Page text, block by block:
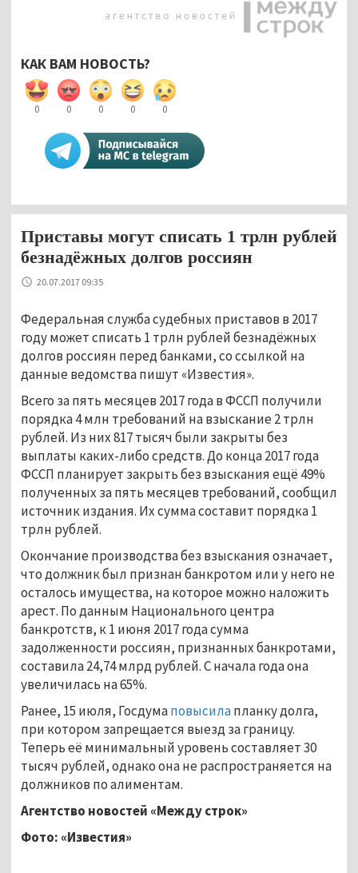
КАК ВАМ НОВОСТЬ?
0 0 0 0 0
Приставы могут списать 1 трлн рублей
безнадёжных долгов россиян
20.07.2017 09:35
Федеральная служба судебных приставов в 2017
году может списать 1 трлн рублей безнадёжных
долгов россиян перед банками, со ссылкой на
данные ведомства пишут «Известия».
Всего за пять месяцев 2017 года в ФССП получили
порядка 4 млн требований на взыскание 2 трлн
рублей. Из них 817 тысяч были закрыты без
выплаты каких-либо средств. До конца 2017 года
ФССП планирует закрыть без взыскания ещё 49%
полученных за пять месяцев требований, сообщил
источник издания. Их сумма составит порядка 1
трлн рублей.
Окончание производства без взыскания означает,
что должник был признан банкротом или у него не
осталось имущества, на которое можно наложить
арест. По данным Национального центра
банкротств, к 1 июня 2017 года сумма
задолженности россиян, признанных банкротами,
составила 24,74 млрд рублей. С начала года она
увеличилась на 65%.
Ранее, 15 июля, Госдумаповысилапланку долга,
при котором запрещается выезд за границу.
Теперь её минимальный уровень составляет 30
тысяч рублей, однако она не распространяется на
должников по алиментам.
Агентство новостей «Между строк»
Фото: «Известия»